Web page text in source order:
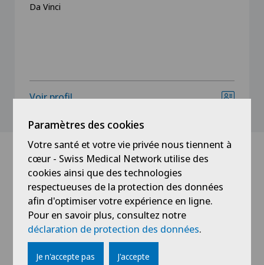
Da Vinci
Voir profil
Actualités
Paramètres des cookies
Votre santé et votre vie privée nous tiennent à
cœur - Swiss Medical Network utilise des
cookies ainsi que des technologies
respectueuses de la protection des données
afin d'optimiser votre expérience en ligne.
Pour en savoir plus, consultez notre
déclaration de protection des données.
Je n'accepte pas J'accepte